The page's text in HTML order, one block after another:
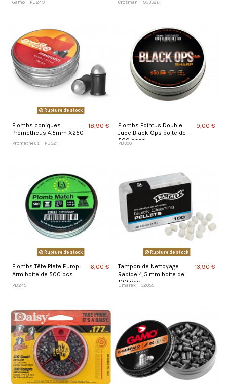
Gamo PB249 Crosman 933526
Rupture de stock
Plombs coniques
Prometheus 4.5mm X250
Prometheus PB321
18,90 €
Plombs Pointus Double
Jupe Black Ops boite de
500 pces
PB300
9,00 €
Rupture de stock
Plombs Tête Plate Europ
Arm boite de 500 pcs
PB245
6,00 €
Rupture de stock
Tampon de Nettoyage
Rapide 4,5 mm boite de
100 pcs
Umarex 32055
13,90 €